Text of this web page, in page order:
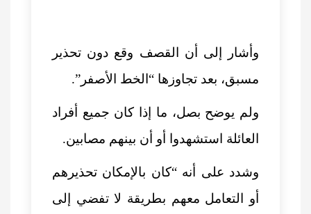
وأشار إلى أن القصف وقع دون تحذير
مسبق، بعد تجاوزها “الخط الأصفر”.
ولم يوضح بصل، ما إذا كان جميع أفراد
العائلة استشهدوا أو أن بينهم مصابين.
وشدد على أنه “كان بالإمكان تحذيرهم
أو التعامل معهم بطريقة لا تفضي إلى